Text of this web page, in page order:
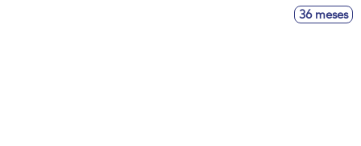
36 meses